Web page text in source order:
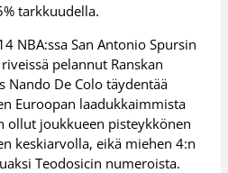
tarkkuudella.
NBA:ssa San Antonio Spursin
pelannut Ranskan
Nando De Colo täydentää
Euroopan laadukkaimmista
ollut joukkueen pisteykkönen
keskiarvolla, eikä miehen 4:n
Teodosicin numeroista.